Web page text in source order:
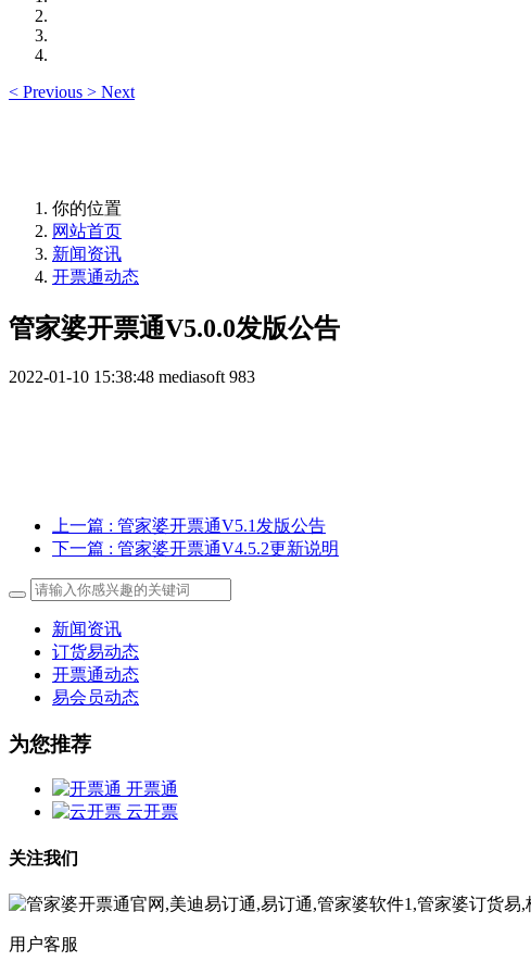
< Previous > Next
你的位置
网站首页
新闻资讯
开票通动态
管家婆开票通V5.0.0发版公告
2022-01-10 15:38:48 mediasoft 983
上一篇 : 管家婆开票通V5.1发版公告
下一篇 : 管家婆开票通V4.5.2更新说明
新闻资讯
订货易动态
开票通动态
易会员动态
为您推荐
开票通
云开票
关注我们
用户客服